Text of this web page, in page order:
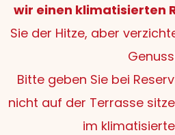
wir einen klimatisierten
Sie der Hitze, aber
Bitte geben Sie bei
nicht auf der Terrasse
im